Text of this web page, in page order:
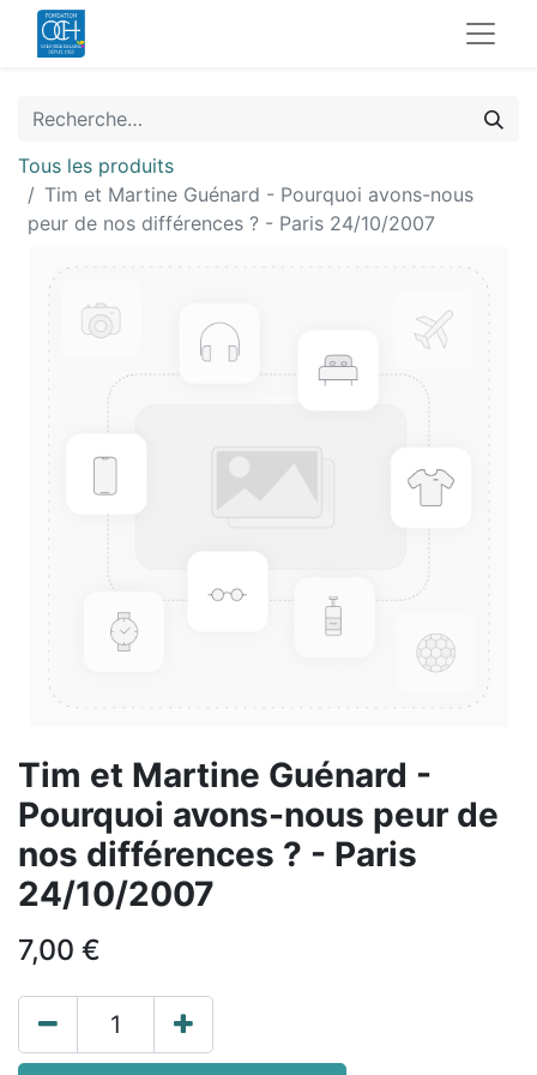
Tous les produits
Tim et Martine Guénard - Pourquoi avons-nous
peur de nos différences ? - Paris 24/10/2007
Tim et Martine Guénard -
Pourquoi avons-nous peur de
nos différences ? - Paris
24/10/2007
7,00 €